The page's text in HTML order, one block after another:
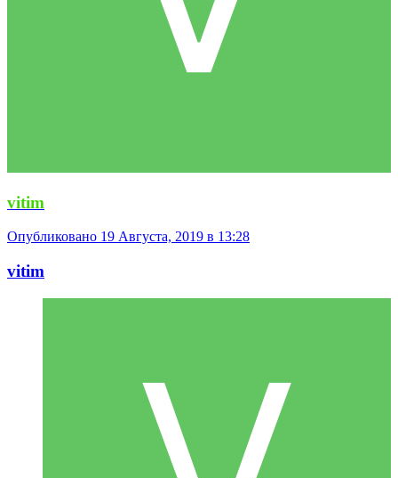
vitim
Опубликовано 19 Августа, 2019 в 13:28
vitim